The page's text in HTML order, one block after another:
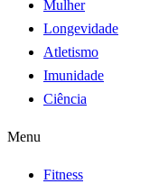
Mulher
Longevidade
Atletismo
Imunidade
Ciência
Menu
Fitness